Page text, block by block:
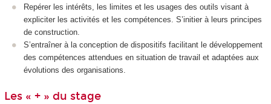
Repérer les intérêts, les limites et les usages des outils visant à
expliciter les activités et les compétences. S’initier à leurs principes
de construction.
S’entraîner à la conception de dispositifs facilitant le développement
des compétences attendues en situation de travail et adaptées aux
évolutions des organisations.
Les « + » du stage